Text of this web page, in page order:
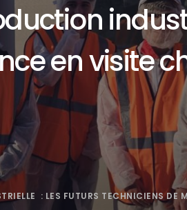
: LES FUTURS TECHNICIENS DE
en visite